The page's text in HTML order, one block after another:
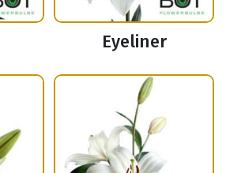
Eyeliner